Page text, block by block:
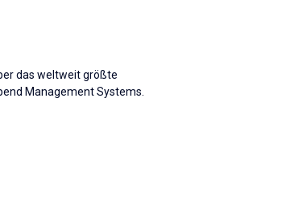
das weltweit größte
Management Systems.